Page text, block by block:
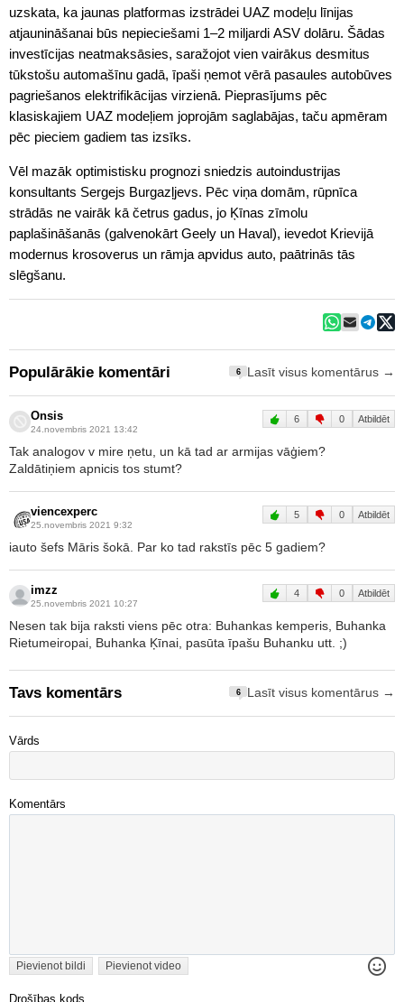
uzskata, ka jaunas platformas izstrādei UAZ modeļu līnijas
atjaunināšanai būs nepieciešami 1–2 miljardi ASV dolāru. Šādas
investīcijas neatmaksāsies, saražojot vien vairākus desmitus
tūkstošu automašīnu gadā, īpaši ņemot vērā pasaules autobūves
pagriešanos elektrifikācijas virzienā. Pieprasījums pēc
klasiskajiem UAZ modeļiem joprojām saglabājas, taču apmēram
pēc pieciem gadiem tas izsīks.
Vēl mazāk optimistisku prognozi sniedzis autoindustrijas
konsultants Sergejs Burgazļjevs. Pēc viņa domām, rūpnīca
strādās ne vairāk kā četrus gadus, jo Ķīnas zīmolu
paplašināšanās (galvenokārt Geely un Haval), ievedot Krievijā
modernus krosoverus un rāmja apvidus auto, paātrinās tās
slēgšanu.
Populārākie komentāri 6 Lasīt visus komentārus →
Onsis
24.novembris 2021 13:42
6 0 Atbildēt
Tak analogov v mire ņetu, un kā tad ar armijas vāģiem?
Zaldātiņiem apnicis tos stumt?
viencexperc
25.novembris 2021 9:32
5 0 Atbildēt
iauto šefs Māris šokā. Par ko tad rakstīs pēc 5 gadiem?
imzz
25.novembris 2021 10:27
4 0 Atbildēt
Nesen tak bija raksti viens pēc otra: Buhankas kemperis, Buhanka
Rietumeiropai, Buhanka Ķīnai, pasūta īpašu Buhanku utt. ;)
Tavs komentārs 6 Lasīt visus komentārus →
Vārds
Komentārs
Pievienot bildi Pievienot video
Drošības kods